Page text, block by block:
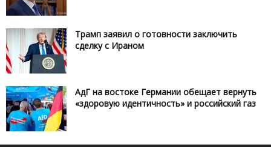
Трамп заявил о готовности заключить
сделку с Ираном
АдГ на востоке Германии обещает вернуть
«здоровую идентичность» и российский газ